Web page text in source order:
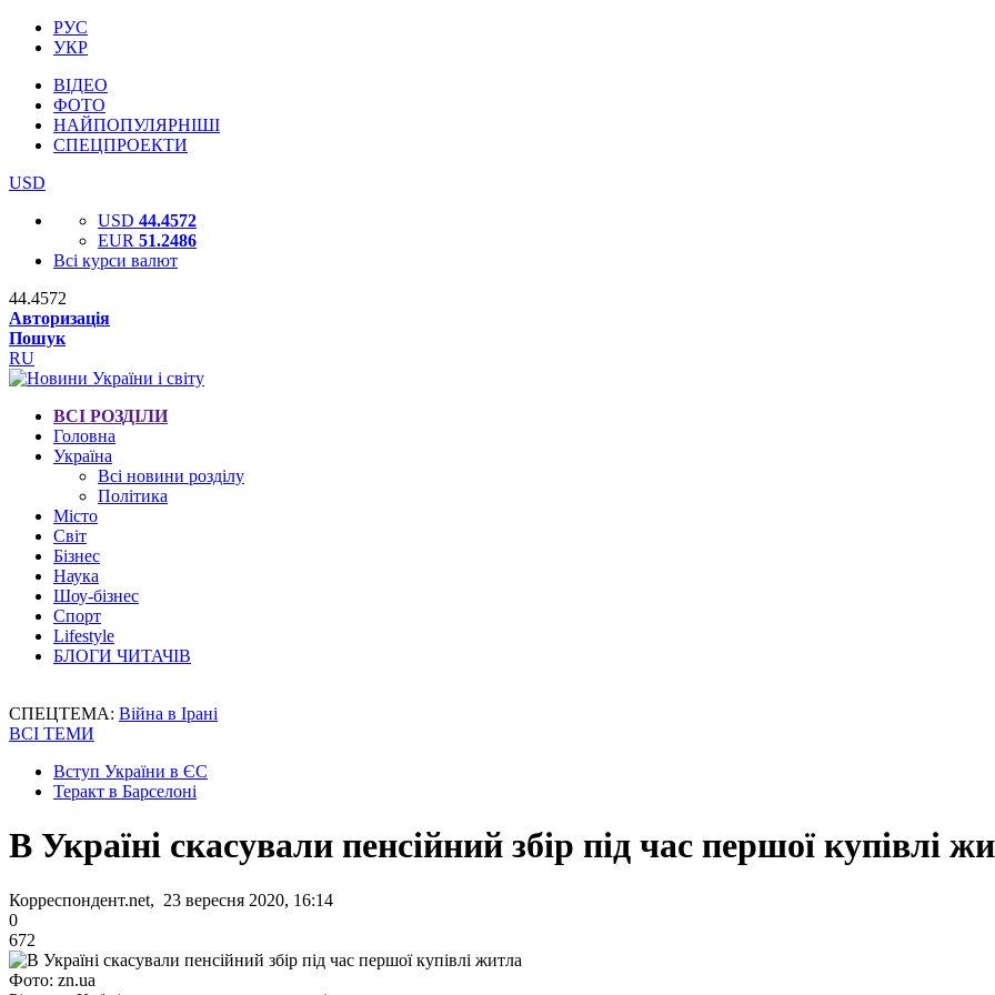
РУС
УКР
ВІДЕО
ФОТО
НАЙПОПУЛЯРНІШІ
СПЕЦПРОЕКТИ
USD
USD 44.4572
EUR 51.2486
Всі курси валют
44.4572
Авторизація
Пошук
RU
ВСІ РОЗДІЛИ
Головна
Україна
Всі новини розділу
Політика
Місто
Світ
Бізнес
Наука
Шоу-бізнес
Спорт
Lifestyle
БЛОГИ ЧИТАЧІВ
СПЕЦТЕМА: Війна в Ірані
ВСІ ТЕМИ
Вступ України в ЄС
Теракт в Барселоні
В Україні скасували пенсійний збір під час першої купівлі
Корреспондент.net, 23 вересня 2020, 16:14
0
672
Фото: zn.ua